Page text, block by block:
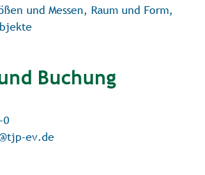
und Messen, Raum und Form,
Buchung
0
ev.de